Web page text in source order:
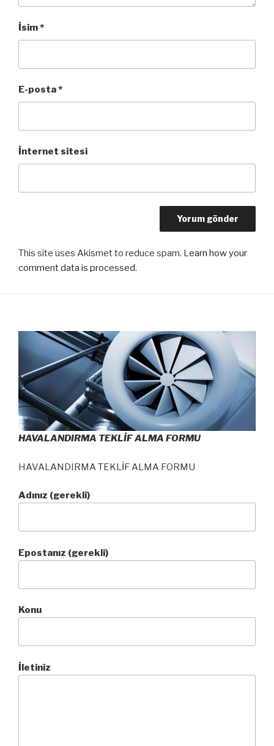
İsim*
E-posta*
İnternet sitesi
This site uses Akismet to reduce spam. Learn how your
comment data is processed.
HAVALANDIRMA TEKLİF ALMA FORMU
HAVALANDIRMA TEKLİF ALMA FORMU
Adınız (gerekli)
Epostanız (gerekli)
Konu
İletiniz